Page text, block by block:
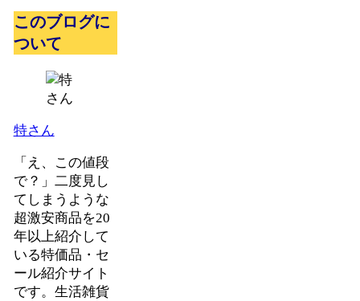
このブログに
ついて
特さん
「え、この値段
で？」二度見し
てしまうような
超激安商品を20
年以上紹介して
いる特価品・セ
ール紹介サイト
です。生活雑貨